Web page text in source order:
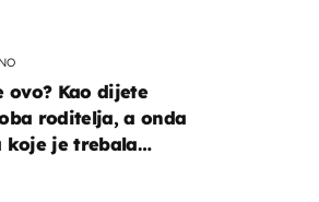
ovo? Kao dijete
roditelja, a onda
je trebala